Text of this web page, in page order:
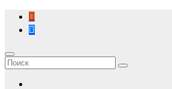
Перейти
содержимому